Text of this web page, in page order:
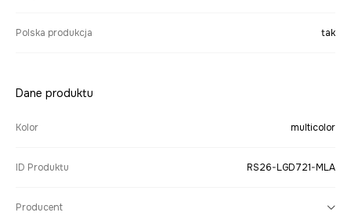
Polska produkcja tak
Dane produktu
Kolor multicolor
ID Produktu RS26-LGD721-MLA
Producent